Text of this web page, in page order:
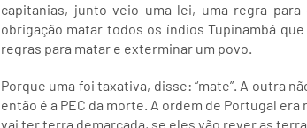
capitanias, junto veio uma lei, uma regra
obrigação matar todos os índios Tupinambá
regras para matar e exterminar um povo.
Porque uma foi taxativa, disse: “mate”. A outra
então é a PEC da morte. A ordem de Portugal era
vai ter terra demarcada, se eles vão rever as